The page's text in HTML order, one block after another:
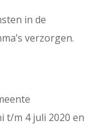
in de
verzorgen.
t/m 4 juli 2020 en